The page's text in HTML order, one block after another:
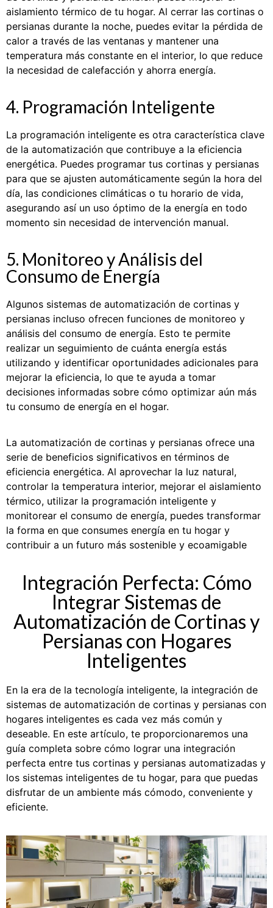
aislamiento térmico de tu hogar. Al cerrar las cortinas o
persianas durante la noche, puedes evitar la pérdida de
calor a través de las ventanas y mantener una
temperatura más constante en el interior, lo que reduce
la necesidad de calefacción y ahorra energía.
4. Programación Inteligente
La programación inteligente es otra característica clave
de la automatización que contribuye a la eficiencia
energética. Puedes programar tus cortinas y persianas
para que se ajusten automáticamente según la hora del
día, las condiciones climáticas o tu horario de vida,
asegurando así un uso óptimo de la energía en todo
momento sin necesidad de intervención manual.
5. Monitoreo y Análisis del
Consumo de Energía
Algunos sistemas de automatización de cortinas y
persianas incluso ofrecen funciones de monitoreo y
análisis del consumo de energía. Esto te permite
realizar un seguimiento de cuánta energía estás
utilizando y identificar oportunidades adicionales para
mejorar la eficiencia, lo que te ayuda a tomar
decisiones informadas sobre cómo optimizar aún más
tu consumo de energía en el hogar.
La automatización de cortinas y persianas ofrece una
serie de beneficios significativos en términos de
eficiencia energética. Al aprovechar la luz natural,
controlar la temperatura interior, mejorar el aislamiento
térmico, utilizar la programación inteligente y
monitorear el consumo de energía, puedes transformar
la forma en que consumes energía en tu hogar y
contribuir a un futuro más sostenible y ecoamigable
Integración Perfecta: Cómo
Integrar Sistemas de
Automatización de Cortinas y
Persianas con Hogares
Inteligentes
En la era de la tecnología inteligente, la integración de
sistemas de automatización de cortinas y persianas con
hogares inteligentes es cada vez más común y
deseable. En este artículo, te proporcionaremos una
guía completa sobre cómo lograr una integración
perfecta entre tus cortinas y persianas automatizadas y
los sistemas inteligentes de tu hogar, para que puedas
disfrutar de un ambiente más cómodo, conveniente y
eficiente.